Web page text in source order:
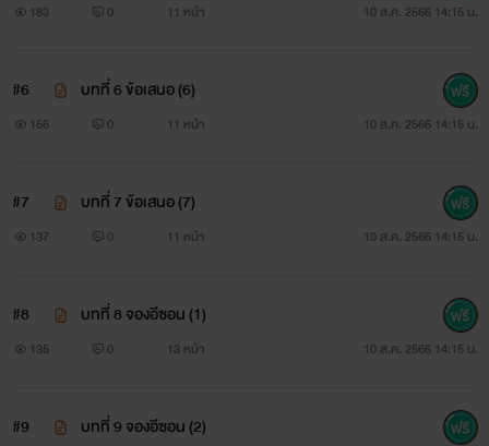
183 0 11 หน้า 10 ส.ค. 2566 14:15 น.
#6 บทที่ 6 ข้อเสนอ (6)
156 0 11 หน้า 10 ส.ค. 2566 14:15 น.
#7 บทที่ 7 ข้อเสนอ (7)
137 0 11 หน้า 10 ส.ค. 2566 14:15 น.
#8 บทที่ 8 จองอีซอน (1)
135 0 13 หน้า 10 ส.ค. 2566 14:15 น.
#9 บทที่ 9 จองอีซอน (2)